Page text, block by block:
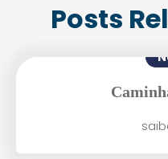
Posts